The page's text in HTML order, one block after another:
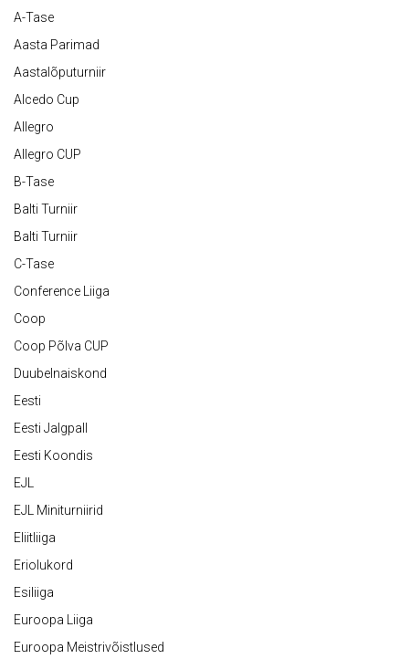
A-Tase
Aasta Parimad
Aastalõputurniir
Alcedo Cup
Allegro
Allegro CUP
B-Tase
Balti Turniir
Balti Turniir
C-Tase
Conference Liiga
Coop
Coop Põlva CUP
Duubelnaiskond
Eesti
Eesti Jalgpall
Eesti Koondis
EJL
EJL Miniturniirid
Eliitliiga
Eriolukord
Esiliiga
Euroopa Liiga
Euroopa Meistrivõistlused